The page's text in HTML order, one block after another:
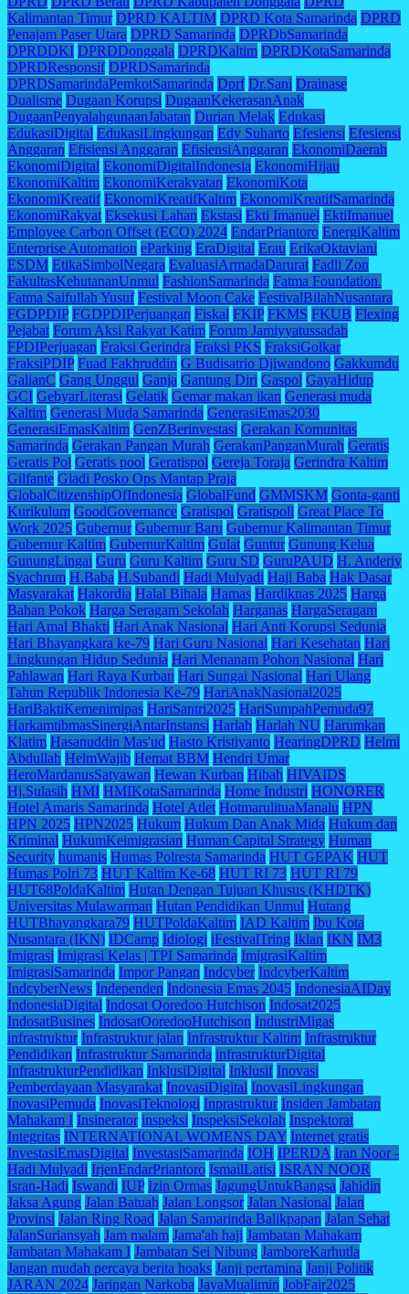
Kalimantan Timur DPRD KALTIM DPRD Kota Samarinda DPRD
Penajam Paser Utara DPRD Samarinda DPRDbSamarinda
DPRDDKI DPRDDonggala DPRDKaltim DPRDKotaSamarinda
DPRDResponsif DPRDSamarinda
DPRDSamarindaPemkotSamarinda Dprf Dr.Sani Drainase
Dualisme Dugaan Korupsi DugaanKekerasanAnak
DugaanPenyalahgunaanJabatan Durian Melak Edukasi
EdukasiDigital EdukasiLingkungan Edy Suharto Efesiensi Efesiensi
Anggaran Efisiensi Anggaran EfisiensiAnggaran EkonomiDaerah
EkonomiDigital EkonomiDigitalIndonesia EkonomiHijau
EkonomiKaltim EkonomiKerakyatan EkonomiKota
EkonomiKreatif EkonomiKreatifKaltim EkonomiKreatifSamarinda
EkonomiRakyat Eksekusi Lahan Ekstasi Ekti Imanuel EktiImanuel
Employee Carbon Offset (ECO) 2024 EndarPriantoro EnergiKaltim
Enterprise Automation eParking EraDigital Erau ErikaOktaviani
ESDM EtikaSimbolNegara EvaluasiArmadaDarurat Fadli Zon
FakultasKehutananUnmul FashionSamarinda Fatma Foundation.
Fatma Saifullah Yusuf Festival Moon Cake FestivalBilahNusantara
FGDPDIP FGDPDIPerjuangan Fiskal FKIP FKMS FKUB Flexing
Pejabat Forum Aksi Rakyat Katim Forum Jamiyyatussadah
FPDIPerjuagan Fraksi Gerindra Fraksi PKS FraksiGolkar
FraksiPDIP Fuad Fakhruddin G Budisatrio Djiwandono Gakkumdu
GalianC Gang Unggul Ganja Gantung Diri Gaspol GayaHidup
GCI GebyarLiterasi Gelatik Gemar makan ikan Generasi muda
Kaltim Generasi Muda Samarinda GenerasiEmas2030
GenerasiEmasKaltim GenZBerinvestasi Gerakan Komunitas
Samarinda Gerakan Pangan Murah GerakanPanganMurah Geratis
Geratis Pol Geratis pool Geratispol Gereja Toraja Gerindra Kaltim
Gilfante Gladi Posko Ops Mantap Praja
GlobalCitizenshipOfIndonesia GlobalFund GMMSKM Gonta-ganti
Kurikulum GoodGovernance Gratispol Gratispoll Great Place To
Work 2025 Gubernur Gubernur Baru Gubernur Kalimantan Timur
Gubernur Kaltim GubernurKaltim Gulat Guntur Gunung Kelua
GunungLingai Guru Guru Kaltim Guru SD GuruPAUD H. Anderiy
Syachrum H.Baba H.Subandi Hadi Mulyadi Haji Baba Hak Dasar
Masyarakat Hakordia Halal Bihala Hamas Hardiknas 2025 Harga
Bahan Pokok Harga Seragam Sekolah Harganas HargaSeragam
Hari Amal Bhakti Hari Anak Nasional Hari Anti Korupsi Sedunia
Hari Bhayangkara ke-79 Hari Guru Nasional Hari Kesehatan Hari
Lingkungan Hidup Sedunia Hari Menanam Pohon Nasional Hari
Pahlawan Hari Raya Kurban Hari Sungai Nasional Hari Ulang
Tahun Republik Indonesia Ke-79 HariAnakNasional2025
HariBaktiKemenimipas HariSantri2025 HariSumpahPemuda97
HarkamtibmasSinergiAntarInstansi Harlah Harlah NU Harumkan
Klatim Hasanuddin Mas'ud Hasto Kristiyanto HearingDPRD Helmi
Abdullah HelmWajib Hemat BBM Hendri Umar
HeroMardanusSatyawan Hewan Kurban Hibah HIVAIDS
Hj.Sulasih HMI HMIKotaSamarinda Home Industri HONORER
Hotel Amaris Samarinda Hotel Atlet HotmarulituaManalu HPN
HPN 2025 HPN2025 Hukum Hukum Dan Anak Mida Hukum dan
Kriminal HukumKeimigrasian Human Capital Strategy Human
Security humanis Humas Polresta Samarinda HUT GEPAK HUT
Humas Polri 73 HUT Kaltim Ke-68 HUT RI 73 HUT RI 79
HUT68PoldaKaltim Hutan Dengan Tujuan Khusus (KHDTK)
Universitas Mulawarman Hutan Pendidikan Unmul Hutang
HUTBhayangkara79 HUTPoldaKaltim IAD Kaltim Ibu Kota
Nusantara (IKN) IDCamp Idiologi iFestivalTring Iklan IKN IM3
Imigrasi Imigrasi Kelas | TPI Samarinda ImigrasiKaltim
ImigrasiSamarinda Impor Pangan Indcyber IndcyberKaltim
IndcyberNews Independen Indonesia Emas 2045 IndonesiaAIDay
IndonesiaDigital Indosat Ooredoo Hutchison Indosat2025
IndosatBusines IndosatOoredooHutchison IndustriMigas
infrastruktur Infrastruktur jalan Infrastruktur Kaltim Infrastruktur
Pendidikan Infrastruktur Samarinda infrastrukturDigital
InfrastrukturPendidikan InklusiDigital Inklusif Inovasi
Pemberdayaan Masyarakat InovasiDigital InovasiLingkungan
InovasiPemuda InovasiTeknologi Inprastruktur Insiden Jambatan
Mahakam I Insinerator inspeksi InspeksiSekolah Inspektorat
Integritas INTERNATIONAL WOMENS DAY Internet gratis
InvestasiEmasDigital InvestasiSamarinda IOH IPERDA Iran Noor -
Hadi Mulyadi IrjenEndarPriantoro IsmailLatisi ISRAN NOOR
Isran-Hadi Iswandi IUP Izin Ormas JagungUntukBangsa Jahidin
Jaksa Agung Jalan Batuah Jalan Longsor Jalan Nasional Jalan
Provinsi Jalan Ring Road Jalan Samarinda Balikpapan Jalan Sehat
JalanSuriansyah Jam malam Jama'ah haji Jambatan Mahakam
Jambatan Mahakam I Jambatan Sei Nibung JamboreKarhutla
Jangan mudah percaya berita hoaks Janji pertamina Janji Politik
JARAN 2024 Jaringan Narkoba JayaMualimin JobFair2025